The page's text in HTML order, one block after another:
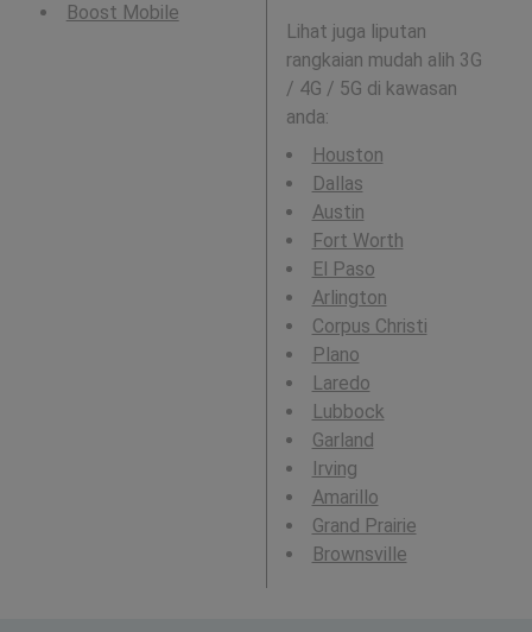
Boost Mobile
Lihat juga liputan
rangkaian mudah alih 3G
/ 4G / 5G di kawasan
anda:
Houston
Dallas
Austin
Fort Worth
El Paso
Arlington
Corpus Christi
Plano
Laredo
Lubbock
Garland
Irving
Amarillo
Grand Prairie
Brownsville